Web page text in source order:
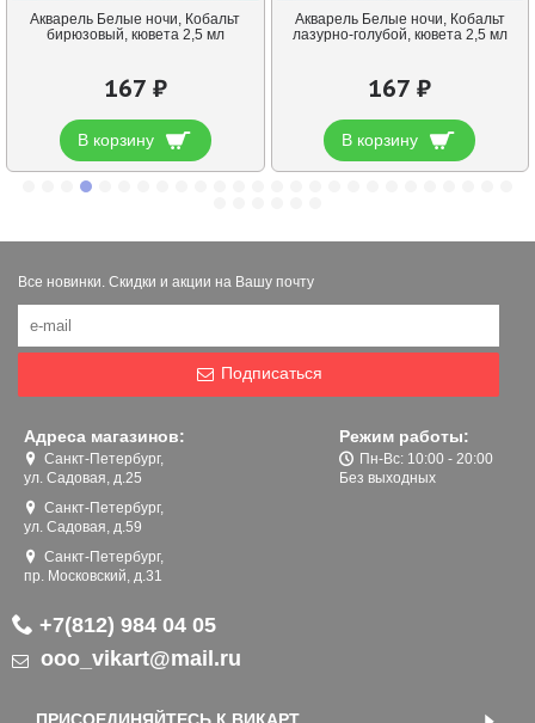
Акварель Белые ночи, Кобальт
бирюзовый, кювета 2,5 мл
167 ₽
В корзину
Акварель Белые ночи, Кобальт
лазурно-голубой, кювета 2,5 мл
167 ₽
В корзину
Все новинки. Скидки и акции на Вашу почту
Подписаться
Адреса магазинов:
Санкт-Петербург,
ул. Садовая, д.25
Санкт-Петербург,
ул. Садовая, д.59
Санкт-Петербург,
пр. Московский, д.31
Режим работы:
Пн-Вс: 10:00 - 20:00
Без выходных
+7(812) 984 04 05
ooo_vikart@mail.ru